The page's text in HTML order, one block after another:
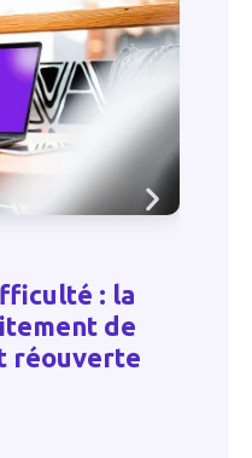
: la
de
réouverte